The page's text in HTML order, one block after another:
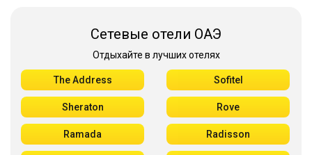
Сетевые отели ОАЭ
Отдыхайте в лучших отелях
The Address Sofitel
Sheraton Rove
Ramada Radisson